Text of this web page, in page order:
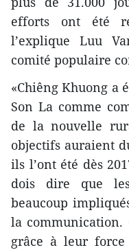
efforts ont été
l’explique Luu
comité populaire
«Chiêng Khuong a
Son La comme
de la nouvelle
objectifs auraient
ils l’ont été dès
dois dire que
beaucoup
la communication.
grâce à leur force